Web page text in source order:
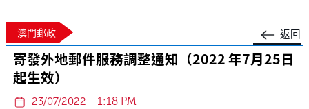
返回
澳門郵政
寄發外地郵件服務調整通知（2022 年7月25日
起生效）
23/07/2022 1:18 PM